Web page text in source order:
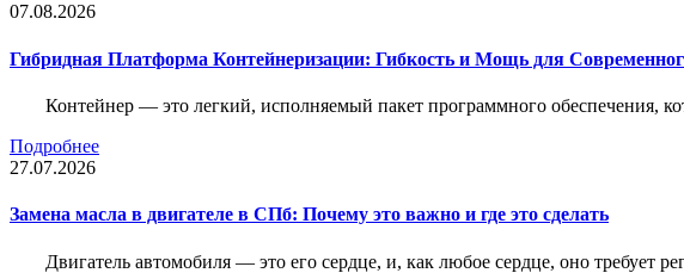
07.08.2026
Гибридная Платформа Контейнеризации: Гибкость и Мощь для
Контейнер — это легкий, исполняемый пакет программного обеспечения,
Подробнее
27.07.2026
Замена масла в двигателе в СПб: Почему это важно и где это сделать
Двигатель автомобиля — это его сердце, и, как любое сердце, оно требует